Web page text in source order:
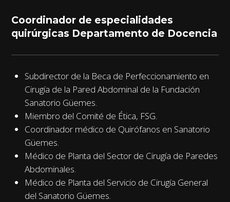
Coordinador de especialidades
quirúrgicas Departamento de Docencia
Subdirector de la Beca de Perfeccionamiento en
Cirugía de la Pared Abdominal de la Fundación
Sanatorio Güemes.
Miembro del Comité de Ética, FSG.
Coordinador médico de Quirófanos en Sanatorio
Güemes.
Médico de Planta del Sector de Cirugía de Paredes
Abdominales.
Médico de Planta del Servicio de Cirugía General
del Sanatorio Güemes.